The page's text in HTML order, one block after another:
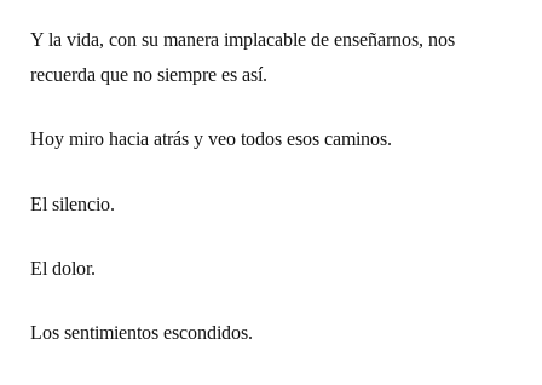
Y la vida, con su manera implacable de enseñarnos, nos
recuerda que no siempre es así.
Hoy miro hacia atrás y veo todos esos caminos.
El silencio.
El dolor.
Los sentimientos escondidos.